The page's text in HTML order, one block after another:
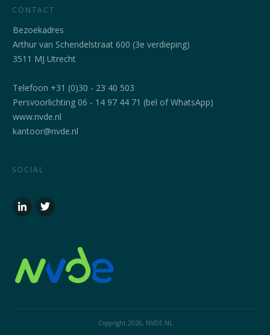
CONTACT
Bezoekadres
Arthur van Schendelstraat 600 (3e verdieping)
3511 MJ Utrecht
Telefoon +31 (0)30 - 23 40 503
Persvoorlichting 06 - 14 97 44 71 (bel of WhatsApp)
www.nvde.nl
kantoor@nvde.nl
SOCIAL
Copyright 2026, NVDE.NL